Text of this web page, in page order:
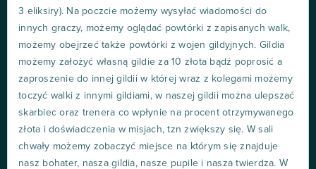
3 eliksiry). Na poczcie możemy wysyłać wiadomości do
innych graczy, możemy oglądać powtórki z zapisanych walk,
możemy obejrzeć także powtórki z wojen gildyjnych. Gildia
możemy założyć własną gildie za 10 złota bądź poprosić a
zaproszenie do innej gildii w której wraz z kolegami możemy
toczyć walki z innymi gildiami, w naszej gildii można ulepszać
skarbiec oraz trenera co wpłynie na procent otrzymywanego
złota i doświadczenia w misjach, tzn zwiększy się. W sali
chwały możemy zobaczyć miejsce na którym się znajduje
nasz bohater, nasza gildia, nasze pupile i nasza twierdza. W